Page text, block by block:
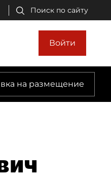
Поиск по сайту
Войти
на размещение